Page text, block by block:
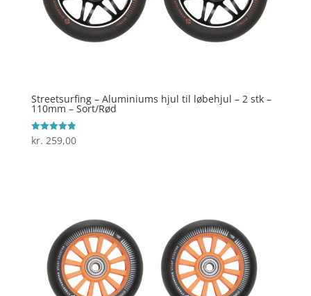
Streetsurfing – Aluminiums hjul til løbehjul – 2 stk –
110mm – Sort/Rød
Vurderet
4.9
kr. 259,00